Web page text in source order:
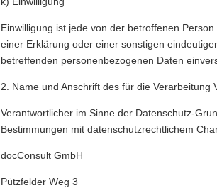
Einwilligung ist jede von der betroffenen
einer Erklärung oder einer sonstigen
betreffenden personenbezogenen Daten
2. Name und Anschrift des für die Verarbeitung
Verantwortlicher im Sinne der Datenschutz-
Bestimmungen mit datenschutzrechtlichem
docConsult GmbH
Pützfelder Weg 3